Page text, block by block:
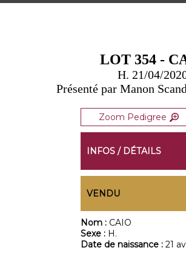
LOT 354 -
H. 21/04/
Présenté par Manon
Zoom Pedigree
INFOS / DÉTAILS
VENDU
Nom : CAIO
Sexe : H.
Date de naissance : 21